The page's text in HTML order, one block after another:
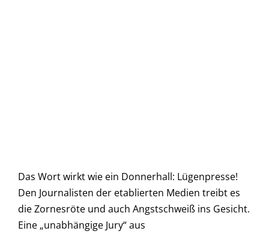
Das Wort wirkt wie ein Donnerhall: Lügenpresse!
Den Journalisten der etablierten Medien treibt es
die Zornesröte und auch Angstschweiß ins Gesicht.
Eine „unabhängige Jury“ aus